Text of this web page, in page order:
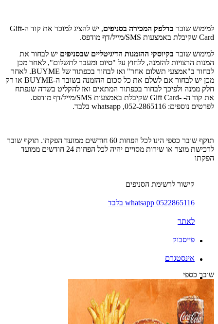
למימוש שובר בדלפק המכירה בסניפים
, יש להציג למוכר את קוד ה-Gift
Card שקיבלת באמצעות SMS/מייל/דף מודפס.
למימוש שובר בקיוסקי ההזמנות הדיגיטליים שבסניפים יש לבחור את
המנות הרצויות להזמנה, ללחוץ על "סיום ומעבר לתשלום", לאחר מכן
לבחור ב"אמצעי תשלום אחר" ואז לבחור בכפתור של BUYME. לאחר
מכן יש לבחור אם לשלם את כל סכום ההזמנה בשובר ה-BUYME או רק
חלק ממנה ולפיכך לבחור בכפתור המתאים ואז להקליט בשדה שנפתח
את קוד ה- -Gift Card שקיבלת באמצעות SMS/מייל/דף מודפס.
לפרטים נוספים: 052-2865116, whatsapp בלבד.
תוקף שובר כספי הינו לכל הפחות 60 חודשים ממועד הפקתו. תוקף שובר
לרכישת מוצר או שירות מסויים יהיה לכל הפחות 24 חודשים ממועד
הפקתו
קישור לרשימת הסניפים
0522865116 whatsapp בלבד
לאתר
פייסבוק
אינסטגרם
שובר כספי